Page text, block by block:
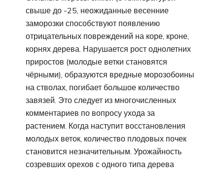
свыше до -25, неожиданные весенние
заморозки способствуют появлению
отрицательных повреждений на коре, кроне,
корнях дерева. Нарушается рост однолетних
приростов (молодые ветки становятся
чёрными), образуются вредные морозобоины
на стволах, погибает большое количество
завязей. Это следует из многочисленных
комментариев по вопросу ухода за
растением. Когда наступит восстановления
молодых веток, количество плодовых почек
становится незначительным. Урожайность
созревших орехов с одного типа дерева